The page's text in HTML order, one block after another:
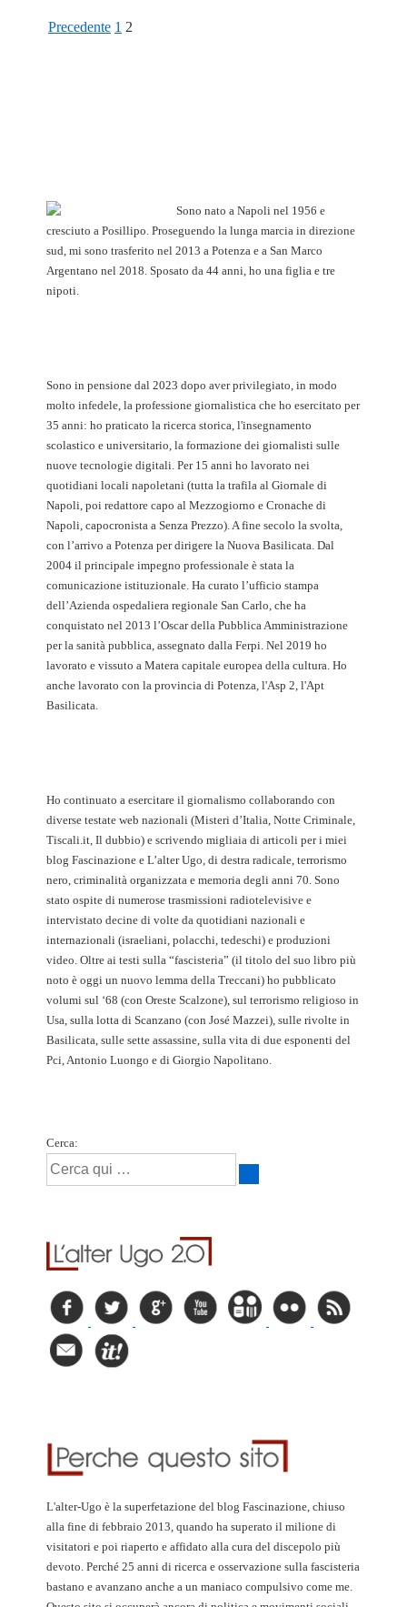
Precedente 1 2
Sono nato a Napoli nel 1956 e
cresciuto a Posillipo. Proseguendo la lunga marcia in direzione
sud, mi sono trasferito nel 2013 a Potenza e a San Marco
Argentano nel 2018. Sposato da 44 anni, ho una figlia e tre
nipoti.
Sono in pensione dal 2023 dopo aver privilegiato, in modo
molto infedele, la professione giornalistica che ho esercitato per
35 anni: ho praticato la ricerca storica, l'insegnamento
scolastico e universitario, la formazione dei giornalisti sulle
nuove tecnologie digitali. Per 15 anni ho lavorato nei
quotidiani locali napoletani (tutta la trafila al Giornale di
Napoli, poi redattore capo al Mezzogiorno e Cronache di
Napoli, capocronista a Senza Prezzo). A fine secolo la svolta,
con l’arrivo a Potenza per dirigere la Nuova Basilicata. Dal
2004 il principale impegno professionale è stata la
comunicazione istituzionale. Ha curato l’ufficio stampa
dell’Azienda ospedaliera regionale San Carlo, che ha
conquistato nel 2013 l’Oscar della Pubblica Amministrazione
per la sanità pubblica, assegnato dalla Ferpi. Nel 2019 ho
lavorato e vissuto a Matera capitale europea della cultura. Ho
anche lavorato con la provincia di Potenza, l'Asp 2, l'Apt
Basilicata.
Ho continuato a esercitare il giornalismo collaborando con
diverse testate web nazionali (Misteri d’Italia, Notte Criminale,
Tiscali.it, Il dubbio) e scrivendo migliaia di articoli per i miei
blog Fascinazione e L’alter Ugo, di destra radicale, terrorismo
nero, criminalità organizzata e memoria degli anni 70. Sono
stato ospite di numerose trasmissioni radiotelevisive e
intervistato decine di volte da quotidiani nazionali e
internazionali (israeliani, polacchi, tedeschi) e produzioni
video. Oltre ai testi sulla “fascisteria” (il titolo del suo libro più
noto è oggi un nuovo lemma della Treccani) ho pubblicato
volumi sul ‘68 (con Oreste Scalzone), sul terrorismo religioso in
Usa, sulla lotta di Scanzano (con José Mazzei), sulle rivolte in
Basilicata, sulle sette assassine, sulla vita di due esponenti del
Pci, Antonio Luongo e di Giorgio Napolitano.
Cerca:
L'alter-Ugo è la superfetazione del blog Fascinazione, chiuso
alla fine di febbraio 2013, quando ha superato il milione di
visitatori e poi riaperto e affidato alla cura del discepolo più
devoto. Perché 25 anni di ricerca e osservazione sulla fascisteria
bastano e avanzano anche a un maniaco compulsivo come me.